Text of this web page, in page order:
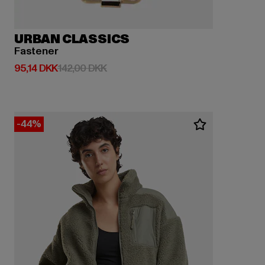
URBAN CLASSICS
Fastener
95,14 DKK
Nuværende pris: 95,14 DKK
142,00 DKKKampagnepris: 142,00 DKK
-44%